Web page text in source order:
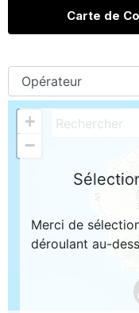
Carte de